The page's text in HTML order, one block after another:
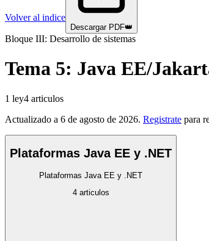
Volver al indice
Descargar PDF👑
Bloque III: Desarrollo de sistemas
Tema 5: Java EE/
1 ley4 articulos
Actualizado a 6 de agosto de 2026. Registrate para
Plataformas Java EE y .NET
Plataformas Java EE y .NET
4articulos